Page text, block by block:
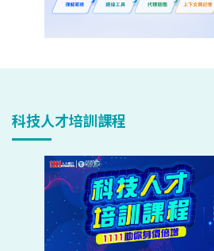
科技人才培訓課程